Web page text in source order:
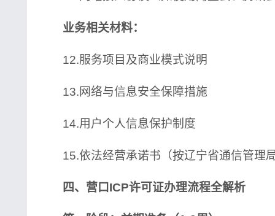
业务相关材料：
12.服务项目及商业模式说明
13.网络与信息安全保障措施
14.用户个人信息保护制度
15.依法经营承诺书（按辽宁省通信管理
四、营口ICP许可证办理流程全解析